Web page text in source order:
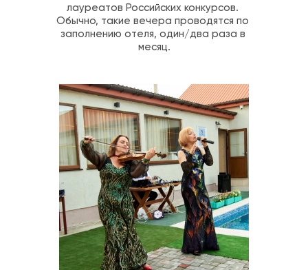
лауреатов Российских конкурсов.
Обычно, такие вечера проводятся по
заполнению отеля, один/два раза в
месяц.